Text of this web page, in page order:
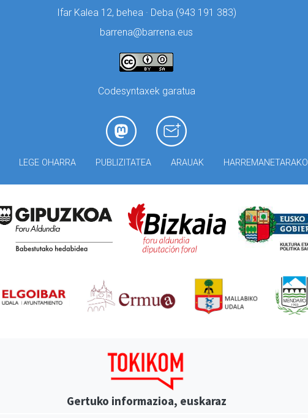
Ifar Kalea 12, behea · Deba (943 191 383)
barrena@barrena.eus
Codesyntaxek garatua
LEGE OHARRA PUBLIZITATEA ARAUAK HARREMANETARAKO
Gertuko informazioa, euskaraz